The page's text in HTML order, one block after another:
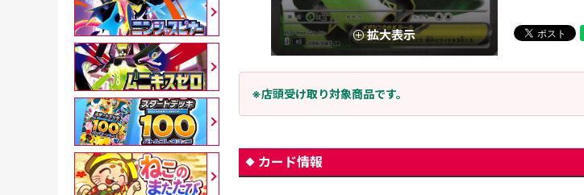
拡大表示
※店頭受け取り対象商品です。
カード情報